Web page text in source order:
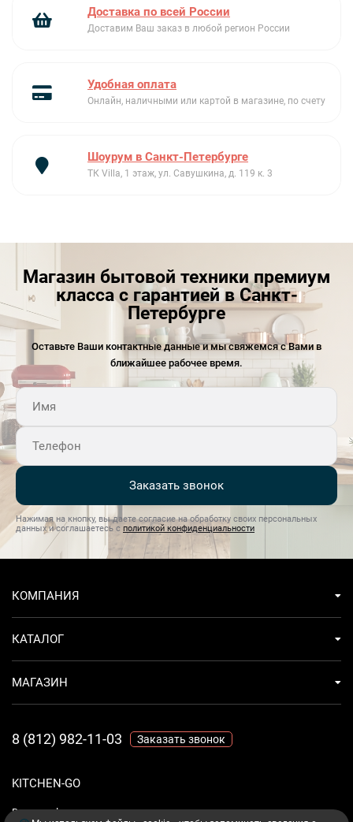
3 регулируемые полки
Полезный объем 26 л
Номинальная мощность: 90 Вт
Потребление электроэнергии: 139 кВт/год
часов
Мощность замораживания: 2 кг/ сутки
Напряжение: 220-240 В
Частота тока: 50 Гц
Доставка по всей России
Доставим Ваш заказ в любой регион России
Удобная оплата
Онлайн, наличными или картой в магазине, по счету
Шоурум в Санкт-Петербурге
ТК Villa, 1 этаж, ул. Савушкина, д. 119 к. 3
Магазин бытовой техники премиум
класса с гарантией в Санкт-
Петербурге
Оставьте Ваши контактные данные и мы свяжемся с Вами в
ближайшее рабочее время.
Заказать звонок
Нажимая на кнопку, вы даете согласие на обработку своих персональных
данных и соглашаетесь с политикой конфиденциальности
KITCHEN-GO
Ваш комфорт - дело техники.
КОМПАНИЯ
КАТАЛОГ
МАГАЗИН
8 (812) 982-11-03 Заказать звонок